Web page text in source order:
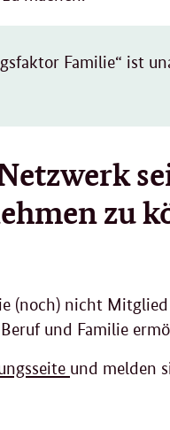
Familie“ ist
zu
(noch) nicht
und Familie
und melden